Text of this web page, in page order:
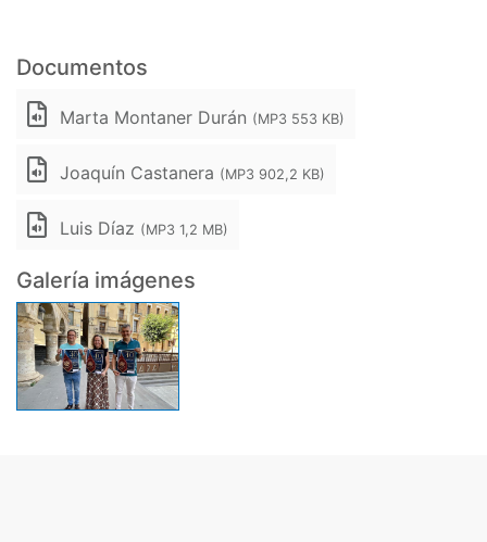
Documentos
Marta Montaner Durán (MP3 553 KB)
Joaquín Castanera (MP3 902,2 KB)
Luis Díaz (MP3 1,2 MB)
Galería imágenes